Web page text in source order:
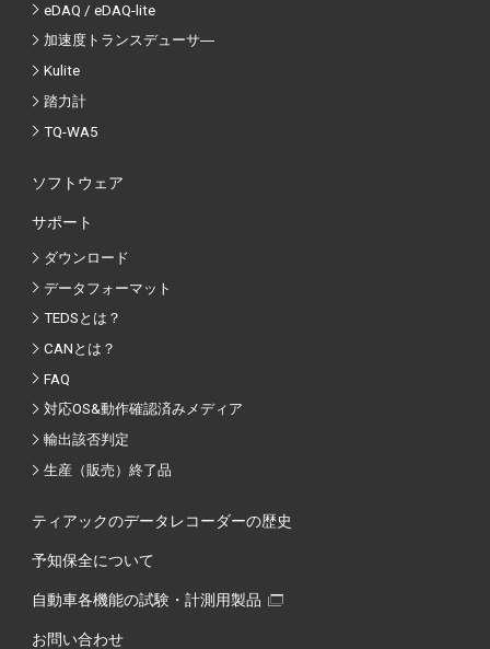
eDAQ / eDAQ-lite
加速度トランスデューサ―
Kulite
踏力計
TQ-WA5
ソフトウェア
サポート
ダウンロード
データフォーマット
TEDSとは？
CANとは？
FAQ
対応OS&動作確認済みメディア
輸出該否判定
生産（販売）終了品
ティアックのデータレコーダーの歴史
予知保全について
自動車各機能の試験・計測用製品
お問い合わせ